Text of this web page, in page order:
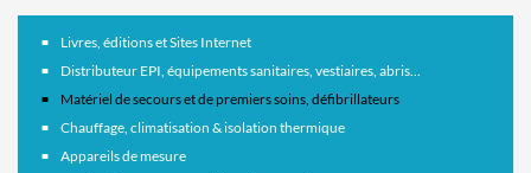
Livres, éditions et Sites Internet
Distributeur EPI, équipements sanitaires, vestiaires, abris...
Matériel de secours et de premiers soins, défibrillateurs
Chauffage, climatisation & isolation thermique
Appareils de mesure